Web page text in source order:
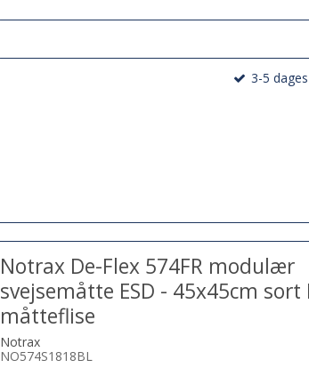
3-5
Notrax De-Flex 574FR modulær
svejsemåtte ESD - 45x45cm
måtteflise
Notrax
NO574S1818BL